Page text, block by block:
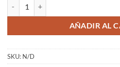
AÑADIR AL
SKU: N/D